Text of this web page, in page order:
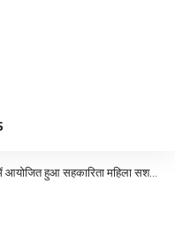
हुआ सहकारिता महिला सशक्तिकरण कार्यक्रम